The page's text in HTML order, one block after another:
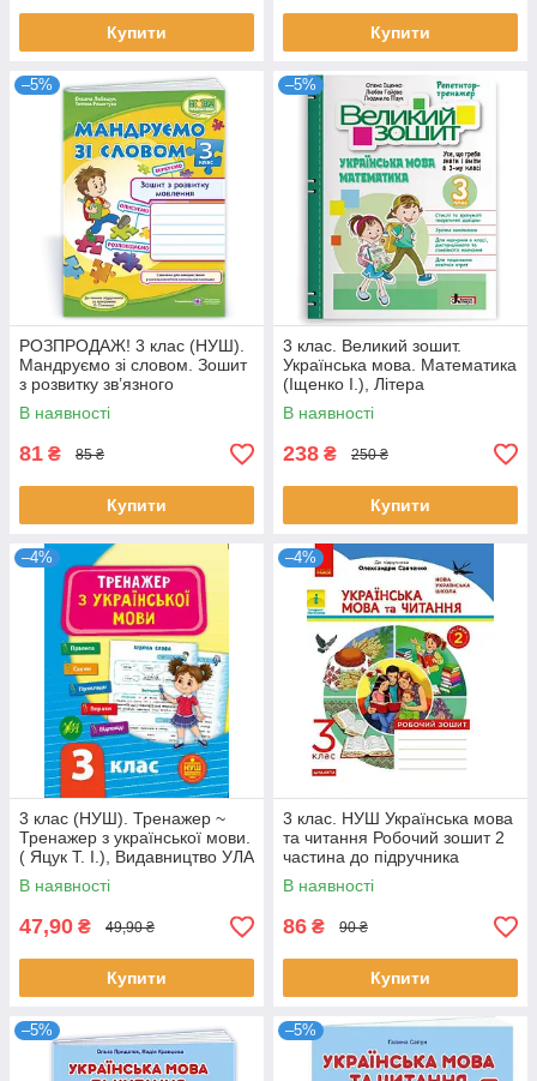
Купити Купити
–5%
РОЗПРОДАЖ! 3 клас (НУШ).
Мандруємо зі словом. Зошит
з розвитку зв’язного
мовлення (Лабащук О.,
Решетуха Т.),
В наявності
81 ₴ 85 ₴
Купити
–5%
3 клас. Великий зошит.
Українська мова. Математика
(Іщенко І.), Літера
В наявності
238 ₴ 250 ₴
Купити
–4%
3 клас (НУШ). Тренажер ~
Тренажер з української мови.
( Яцук Т. І.), Видавництво УЛА
В наявності
47,90 ₴ 49,90 ₴
Купити
–4%
3 клас. НУШ Українська мова
та читання Робочий зошит 2
частина до підручника
Пономарьової, Гайової,
Савченко
В наявності
86 ₴ 90 ₴
Купити
–5% –5%